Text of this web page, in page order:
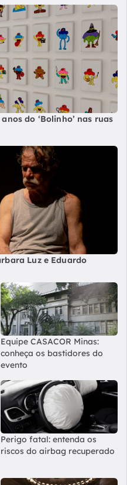
do ‘Bolinho’ nas ruas
Luz e Eduardo
Equipe CASACOR Minas:
conheça os bastidores do
evento
Perigo fatal: entenda os
riscos do airbag recuperado